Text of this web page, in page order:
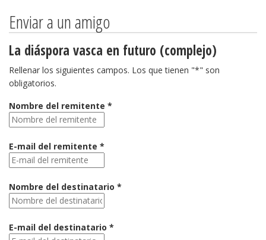
Enviar a un amigo
La diáspora vasca en futuro (complejo)
Rellenar los siguientes campos. Los que tienen "*" son
obligatorios.
Nombre del remitente *
E-mail del remitente *
Nombre del destinatario *
E-mail del destinatario *